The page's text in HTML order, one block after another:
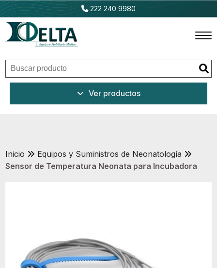
222 240 9980
Inicio
Outlet
Ver productos
Inicio
Equipos y Suministros de Neonatología
Sensor de Temperatura Neonata para Incubadora